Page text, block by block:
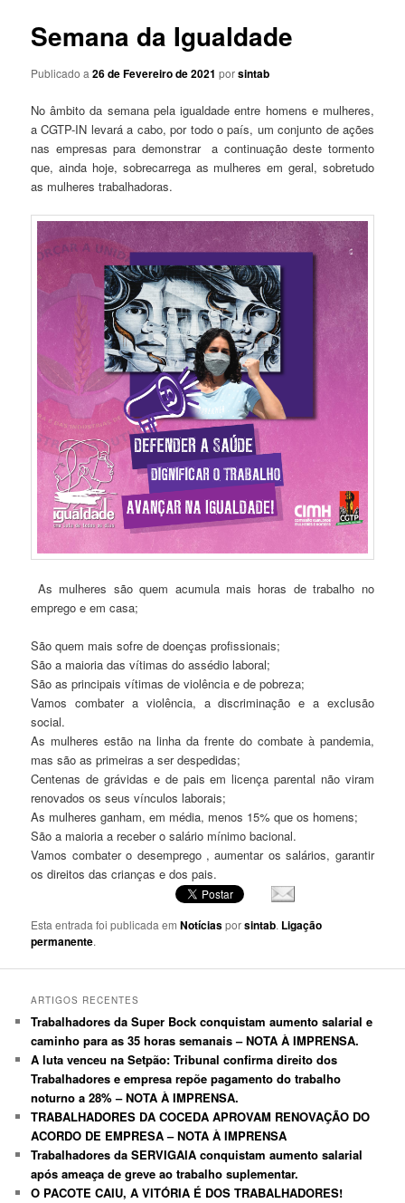
Semana da Igualdade
Publicado a26 de Fevereiro de 2021 porsintab
No âmbito da semana pela igualdade entre homens e mulheres,
a CGTP-IN levará a cabo, por todo o país, um conjunto de ações
nas empresas para demonstrar a continuação deste tormento
que, ainda hoje, sobrecarrega as mulheres em geral, sobretudo
as mulheres trabalhadoras.
As mulheres são quem acumula mais horas de trabalho no
emprego e em casa;
São quem mais sofre de doenças profissionais;
São a maioria das vítimas do assédio laboral;
São as principais vítimas de violência e de pobreza;
Vamos combater a violência, a discriminação e a exclusão
social.
As mulheres estão na linha da frente do combate à pandemia,
mas são as primeiras a ser despedidas;
Centenas de grávidas e de pais em licença parental não viram
renovados os seus vínculos laborais;
As mulheres ganham, em média, menos 15% que os homens;
São a maioria a receber o salário mínimo bacional.
Vamos combater o desemprego , aumentar os salários, garantir
os direitos das crianças e dos pais.
Esta entrada foi publicada emNotíciasporsintab. Ligação
permanente.
ARTIGOS RECENTES
Trabalhadores da Super Bock conquistam aumento salarial e
caminho para as 35 horas semanais – NOTA À IMPRENSA.
A luta venceu na Setpão: Tribunal confirma direito dos
Trabalhadores e empresa repõe pagamento do trabalho
noturno a 28% – NOTA À IMPRENSA.
TRABALHADORES DA COCEDA APROVAM RENOVAÇÃO DO
ACORDO DE EMPRESA – NOTA À IMPRENSA
Trabalhadores da SERVIGAIA conquistam aumento salarial
após ameaça de greve ao trabalho suplementar.
O PACOTE CAIU, A VITÓRIA É DOS TRABALHADORES!